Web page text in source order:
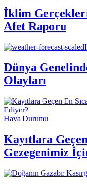
İklim
Afet Raporu
Dünya
Olayları
Hava Durumu
Kayıtlara
Gezegenimiz